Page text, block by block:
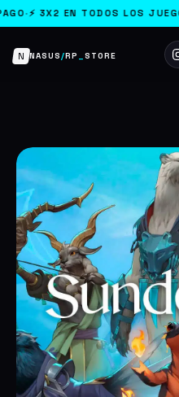
EN TODOS LOS JUEGOS ·
N NASUS/RP STORE